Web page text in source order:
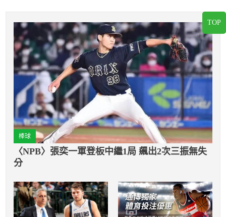
棒球
〈NPB〉張奕一軍登板中繼1局 飆出2次三振無失
分
TOP